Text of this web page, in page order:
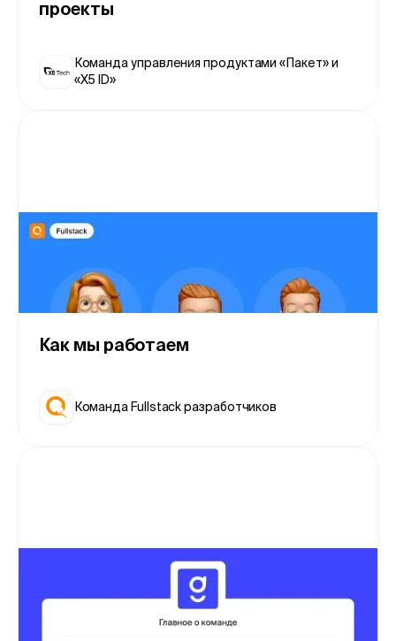
проекты
Команда управления продуктами «Пакет» и
«X5 ID»
Как мы работаем
Команда Fullstack разработчиков